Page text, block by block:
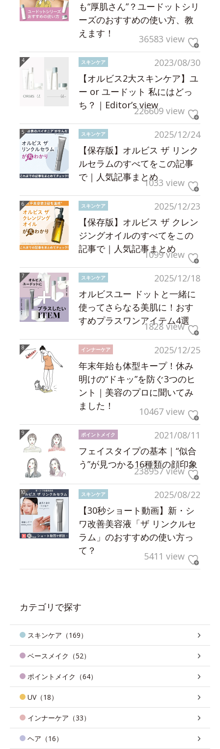
も“厚肌さん”？ユードットシリ
ーズのおすすめの使い方、教
えます！
36583 view
2023/08/30
スキンケア
【オルビス2大スキンケア】ユ
ー or ユードット 私にはどっ
ち？｜Editor’s view226609 view
2025/12/24
スキンケア
【保存版】オルビス ザ リンク
ルセラムのすべてをこの記事
で｜人気記事まとめ1033 view
2025/12/23
スキンケア
【保存版】オルビス ザ クレン
ジングオイルのすべてをこの
記事で｜人気記事まとめ
1099 view
2025/12/18
スキンケア
オルビスユー ドットと一緒に
使ってさらなる美肌に！おす
すめプラスワンアイテム4選
1828 view
2025/12/25
インナーケア
年末年始も体型キープ！休み
明けの“ドキッ”を防ぐ3つのヒ
ント｜美容のプロに聞いてみ
ました！
10467 view
2021/08/11
ポイントメイク
フェイスタイプの基本｜“似合
う”が見つかる16種類の顔印象
238957 view
2025/08/22
スキンケア
【30秒ショート動画】新・シ
ワ改善美容液「ザ リンクルセ
ラム」のおすすめの使い方っ
て？
5411 view
カテゴリで探す
スキンケア（169）
ベースメイク（52）
ポイントメイク（64）
UV（18）
インナーケア（33）
ヘア（16）